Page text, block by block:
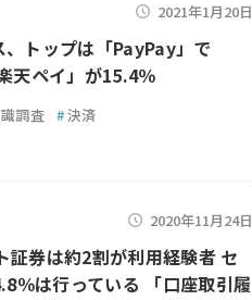
2021年1月20日
トップは「PayPay」で
天ペイ」が15.4％
調査 #決済
2020年11月24日
証券は約2割が利用経験者 セ
％は行っている 「口座取引履